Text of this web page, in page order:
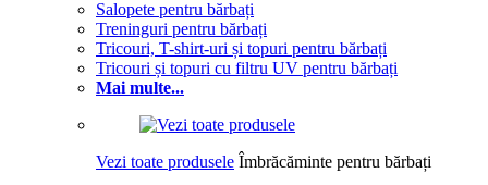
Salopete pentru bărbați
Treninguri pentru bărbați
Tricouri, T-shirt-uri și topuri pentru bărbați
Tricouri și topuri cu filtru UV pentru bărbați
Mai multe...
Vezi toate produsele Îmbrăcăminte pentru bărbați